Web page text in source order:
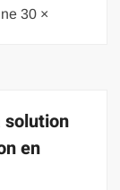
30 ×
solution
en